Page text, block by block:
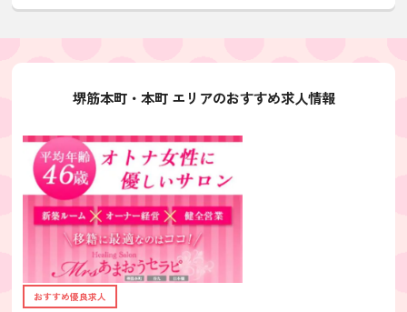
堺筋本町・本町 エリアのおすすめ求人情報
おすすめ優良求人